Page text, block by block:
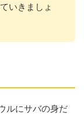
いきましょ
ルにサバの身だ